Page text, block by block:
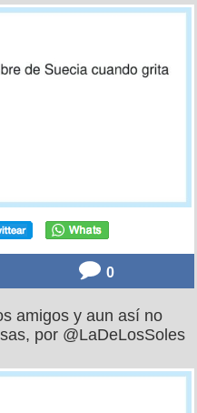
0
amigos y aun así no
por @LaDeLosSoles